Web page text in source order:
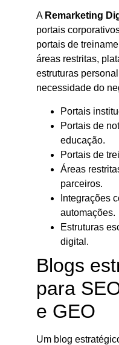
A Remarketing
portais
portais de
áreas restritas,
estruturas
necessidade do
Portais
Portais de
educação.
Portais de
Áreas
parceiros.
Integrações
automações.
Estruturas
digital.
Blogs
para
e GEO
Um blog